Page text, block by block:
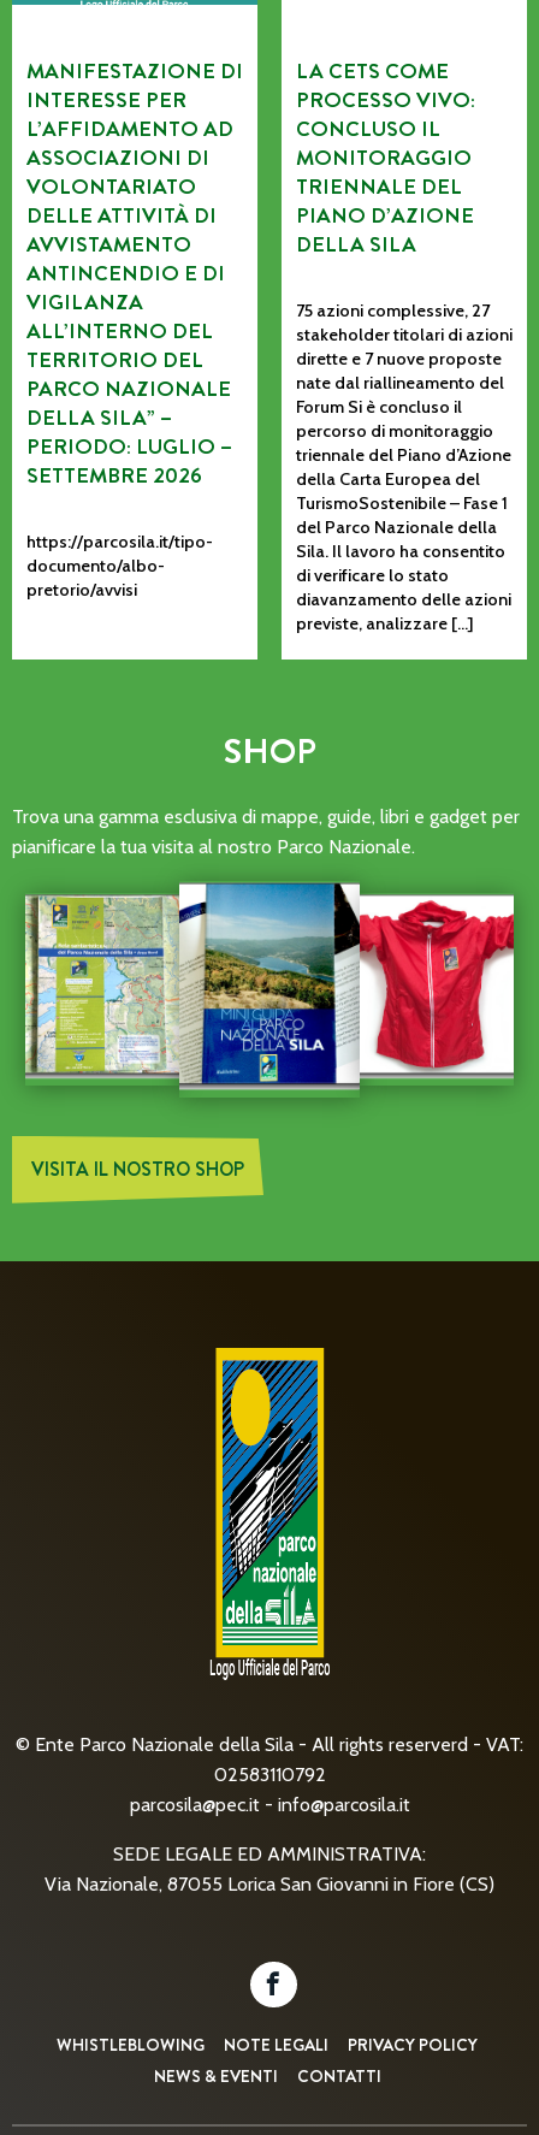
MANIFESTAZIONE DI
INTERESSE PER
L’AFFIDAMENTO AD
ASSOCIAZIONI DI
VOLONTARIATO
DELLE ATTIVITÀ DI
AVVISTAMENTO
ANTINCENDIO E DI
VIGILANZA
ALL’INTERNO DEL
TERRITORIO DEL
PARCO NAZIONALE
DELLA SILA” –
PERIODO: LUGLIO –
SETTEMBRE 2026
https://parcosila.it/tipo-
documento/albo-
pretorio/avvisi
LA CETS COME
PROCESSO VIVO:
CONCLUSO IL
MONITORAGGIO
TRIENNALE DEL
PIANO D’AZIONE
DELLA SILA
75 azioni complessive, 27
stakeholder titolari di azioni
dirette e 7 nuove proposte
nate dal riallineamento del
Forum Si è concluso il
percorso di monitoraggio
triennale del Piano d’Azione
della Carta Europea del
TurismoSostenibile – Fase 1
del Parco Nazionale della
Sila. Il lavoro ha consentito
di verificare lo stato
diavanzamento delle azioni
previste, analizzare […]
SHOP
Trova una gamma esclusiva di mappe, guide, libri e gadget per
pianificare la tua visita al nostro Parco Nazionale.
VISITA IL NOSTRO SHOP
© Ente Parco Nazionale della Sila - All rights reserverd - VAT:
02583110792
parcosila@pec.it- info@parcosila.it
SEDE LEGALE ED AMMINISTRATIVA:
Via Nazionale, 87055 Lorica San Giovanni in Fiore (CS)
WHISTLEBLOWING NOTE LEGALI
PRIVACY POLICY
NEWS & EVENTI
CONTATTI